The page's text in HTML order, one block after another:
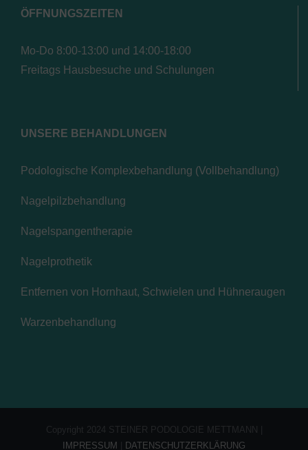
ÖFFNUNGSZEITEN
Mo-Do 8:00-13:00 und 14:00-18:00
Freitags Hausbesuche und Schulungen
UNSERE BEHANDLUNGEN
Podologische Komplexbehandlung (Vollbehandlung)
Nagelpilzbehandlung
Nagelspangentherapie
Nagelprothetik
Entfernen von Hornhaut, Schwielen und Hühneraugen
Warzenbehandlung
Copyright 2024 STEINER PODOLOGIE METTMANN |
IMPRESSUM
DATENSCHUTZERKLÄRUNG